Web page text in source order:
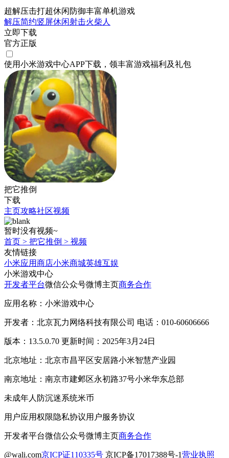
超解压击打超休闲防御丰富单机游戏
解压简约竖屏休闲射击火柴人
立即下载
官方正版
使用小米游戏中心APP下载 ，领丰富游戏福利 及礼包
把它推倒
下载
主页攻略社区视频
暂时没有视频~
首页 > 把它推倒 > 视频
友情链接
小米应用商店小米商城英雄互娱
小米游戏中心
开发者平台微信公众号微博主页商务合作
应用名称：小米游戏中心
开发者：北京瓦力网络科技有限公司 电话：010-60606666
版本：13.5.0.70 更新时间：2025年3月24日
北京地址：北京市昌平区安居路小米智慧产业园
南京地址：南京市建邺区永初路37号小米华东总部
未成年人防沉迷系统米币
用户应用权限隐私协议用户服务协议
开发者平台微信公众号微博主页商务合作
@wali.com京ICP证110335号 京ICP备17017388号-1营业执照